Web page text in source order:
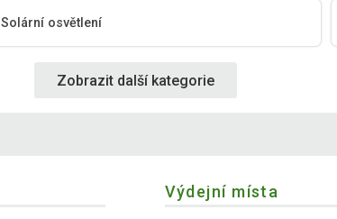
Solární osvětlení
Zobrazit další kategorie
Výdejní místa